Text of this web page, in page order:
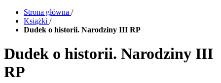
Strona główna /
Książki /
Dudek o historii. Narodziny III RP
Dudek o historii. Narodziny III
RP